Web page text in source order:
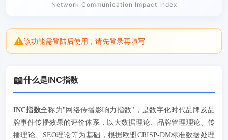
Network Communication Impact Index
⚠该功能需登陆后使用，请先登录再填写
📖什么是INC指数
INC指数全称为"网络传播影响力指数"，是数字化时代品牌及品
牌事件传播效果的评价体系，以大数据理论、品牌管理理论、传
播理论、SEO理论等为基础，根据欧盟CRISP-DM标准数据处理